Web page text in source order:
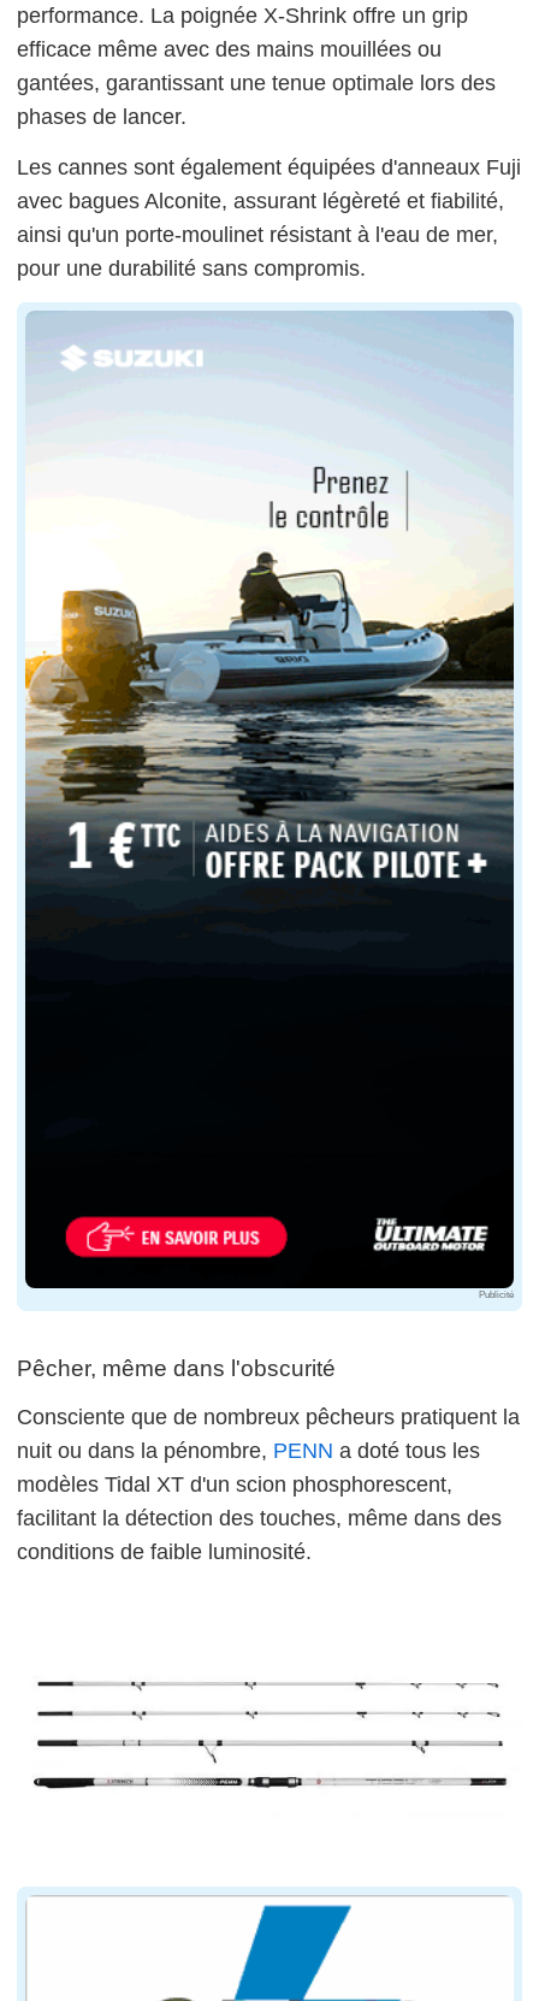
performance. La poignée X-Shrink offre un grip
efficace même avec des mains mouillées ou
gantées, garantissant une tenue optimale lors des
phases de lancer.
Les cannes sont également équipées d'anneaux Fuji
avec bagues Alconite, assurant légèreté et fiabilité,
ainsi qu'un porte-moulinet résistant à l'eau de mer,
pour une durabilité sans compromis.
Publicité
Pêcher, même dans l'obscurité
Consciente que de nombreux pêcheurs pratiquent la
nuit ou dans la pénombre, PENN a doté tous les
modèles Tidal XT d'un scion phosphorescent,
facilitant la détection des touches, même dans des
conditions de faible luminosité.